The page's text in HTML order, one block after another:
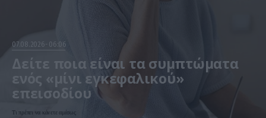
07.08.2026 06:06
Δείτε ποια είναι τα συμπτώματα
ενός «μίνι εγκεφαλικού»
επεισοδίου
Τι πρέπει να κάνετε αμέσως